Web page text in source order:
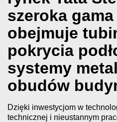
szeroka
obejmuje
pokrycia
systemy
obudów
Dzięki inwestycjom w
technicznej i nieustannym